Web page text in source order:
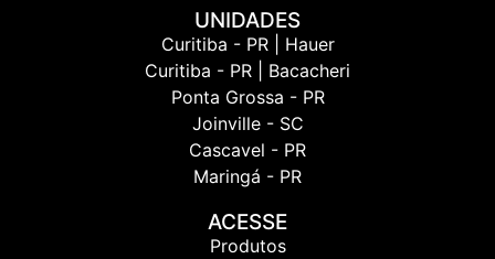
UNIDADES
Curitiba - PR | Hauer
Curitiba - PR | Bacacheri
Ponta Grossa - PR
Joinville - SC
Cascavel - PR
Maringá - PR
ACESSE
Produtos